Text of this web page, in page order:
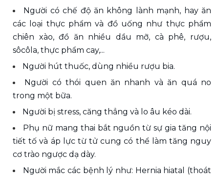
Người có chế độ ăn không lành mạnh, hay ăn
các loại thực phẩm và đồ uống như thực phẩm
chiên xào, đồ ăn nhiều dầu mỡ, cà phê, rượu,
sôcôla, thực phẩm cay,...
Người hút thuốc, dùng nhiều rượu bia.
Người có thói quen ăn nhanh và ăn quá no
trong một bữa.
Người bị stress, căng thẳng và lo âu kéo dài.
Phụ nữ mang thai bắt nguồn từ sự gia tăng nội
tiết tố và áp lực từ tử cung có thể làm tăng nguy
cơ trào ngược dạ dày.
Người mắc các bệnh lý như: Hernia hiatal (thoát